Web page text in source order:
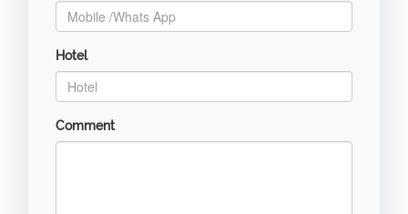
Hotel
Comment